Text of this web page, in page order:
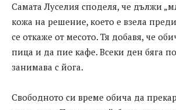
Самата Луселия споделя, че дължи
кожа на решение, което е взела
се откаже от месото. Тя добавя, че
пица и да пие кафе. Всеки ден бяга
занимава с йога.
Свободното си време обича да